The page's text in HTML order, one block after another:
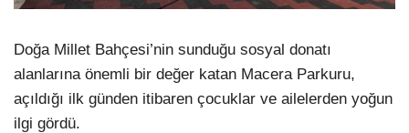
Doğa Millet Bahçesi’nin sunduğu sosyal donatı
alanlarına önemli bir değer katan Macera Parkuru,
açıldığı ilk günden itibaren çocuklar ve ailelerden yoğun
ilgi gördü.